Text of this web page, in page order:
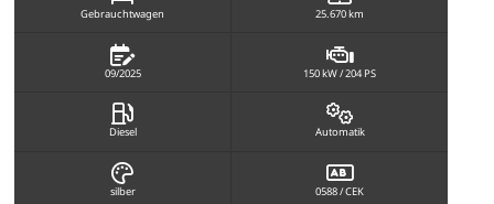
Gebrauchtwagen 25.670 km
09/2025 150 kW / 204 PS
Diesel Automatik
silber 0588 / CEK